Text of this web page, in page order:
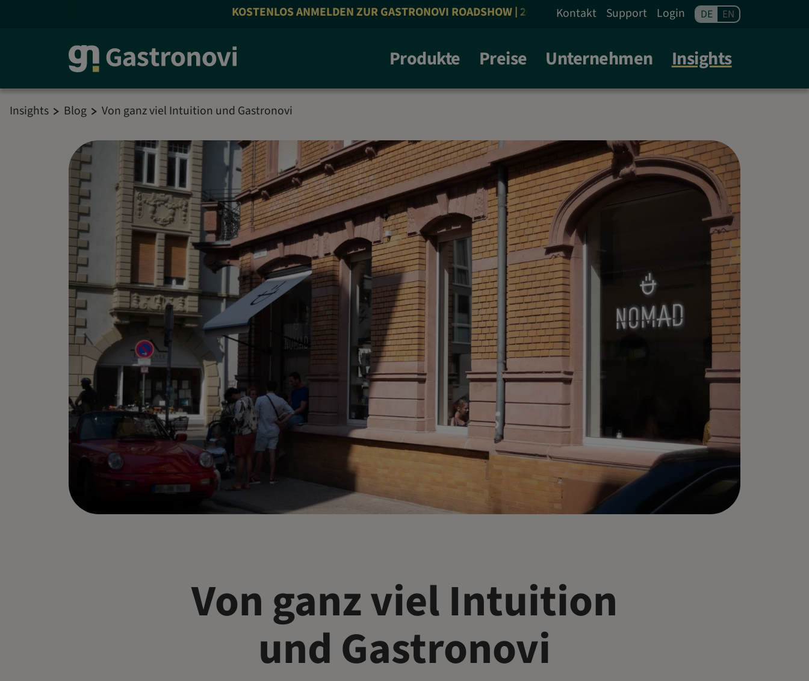
DE EN
Kontakt Support Login
KOSTENLOS ANMELDEN ZUR GASTRONOVI ROADSHOW | 26.10.26 | FRANKFURT A. M.
Produkte Preise Unternehmen Insights
Insights Blog Von ganz viel Intuition und Gastronovi
Von ganz viel Intuition
und Gastronovi